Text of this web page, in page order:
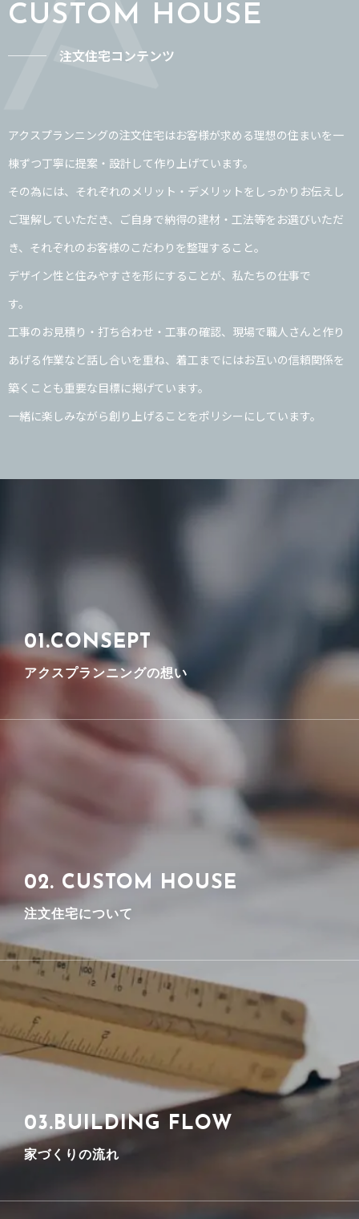
CUSTOM HOUSE
─── 注文住宅コンテンツ
アクスプランニングの注文住宅はお客様が求める理想の住まいを一
棟ずつ丁寧に提案・設計して作り上げています。
その為には、それぞれのメリット・デメリットをしっかりお伝えし
ご理解していただき、ご自身で納得の建材・工法等をお選びいただ
き、それぞれのお客様のこだわりを整理すること。
デザイン性と住みやすさを形にすることが、私たちの仕事で
す
工事のお見積り・打ち合わせ・工事の確認、現場で職人さんと作り
あげる作業など話し合いを重ね、着工までにはお互いの信頼関係を
築くことも重要な目標に掲げています。
一緒に楽しみながら創り上げることをポリシーにしています。
01.CONSEPT
アクスプランニングの想い
アクスプランニングの家づくりに込めた、 こだわりと家
づくりのビジョンを語ります。
02. CUSTOM HOUSE
注文住宅について
私たちアクスプランニングでは設計・施工一貫で、安心な
パートナーとして培ってきた設計力を礎に、施工を加
え、自社での一貫体制をとっています。
詳しく見る
03.BUILDING FLOW
家づくりの流れ
す。 個別相談となりますのでじっくりお話頂けます。 相